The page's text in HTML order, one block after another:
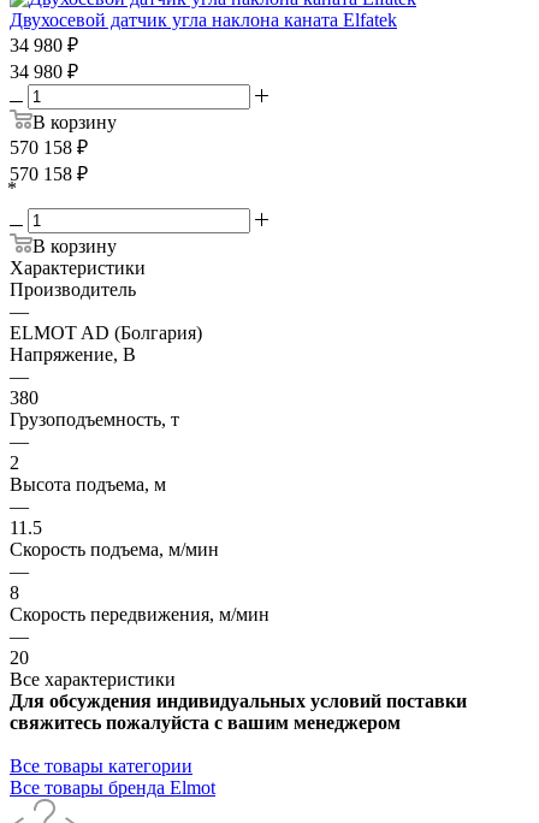
Двухосевой датчик угла наклона каната Elfatek
34 980 ₽
34 980 ₽
В корзину
570 158 ₽
570 158 ₽
*
В корзину
Характеристики
Производитель
—
ELMOT AD (Болгария)
Напряжение, В
—
380
Грузоподъемность, т
—
2
Высота подъема, м
—
11.5
Скорость подъема, м/мин
—
8
Скорость передвижения, м/мин
—
20
Все характеристики
Для обсуждения индивидуальных условий поставки
свяжитесь пожалуйста с вашим менеджером
Все товары категории
Все товары бренда Elmot